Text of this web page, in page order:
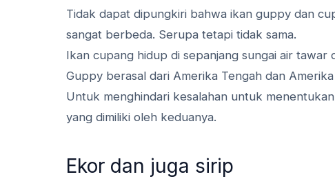
Tidak dapat dipungkiri bahwa ikan guppy dan
sangat berbeda. Serupa tetapi tidak sama.
Ikan cupang hidup di sepanjang sungai air
Guppy berasal dari Amerika Tengah dan
Untuk menghindari kesalahan untuk
yang dimiliki oleh keduanya.
Ekor dan juga sirip